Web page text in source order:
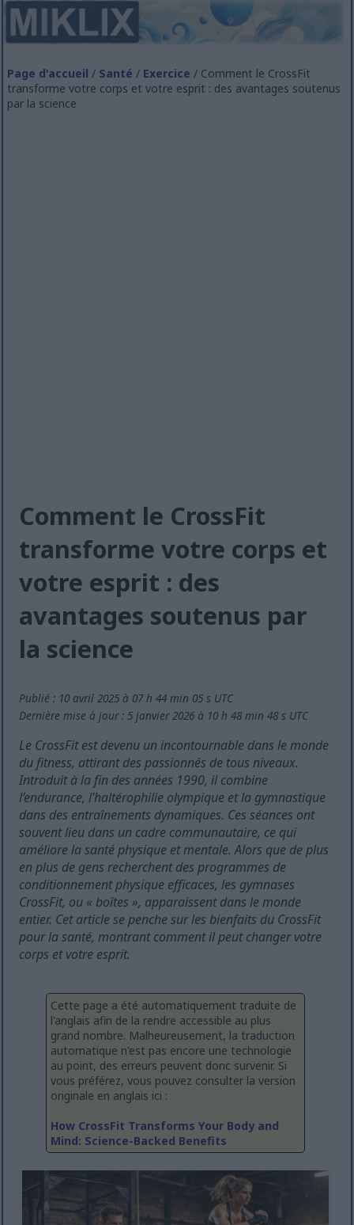
Page d'accueil / Santé / Exercice / Comment le CrossFit
transforme votre corps et votre esprit : des avantages soutenus
par la science
Comment le CrossFit
transforme votre corps et
votre esprit : des
avantages soutenus par
la science
Publié : 10 avril 2025 à 07 h 44 min 05 s UTC
Dernière mise à jour : 5 janvier 2026 à 10 h 48 min 48 s UTC
Le CrossFit est devenu un incontournable dans le monde
du fitness, attirant des passionnés de tous niveaux.
Introduit à la fin des années 1990, il combine
l’endurance, l’haltérophilie olympique et la gymnastique
dans des entraînements dynamiques. Ces séances ont
souvent lieu dans un cadre communautaire, ce qui
améliore la santé physique et mentale. Alors que de plus
en plus de gens recherchent des programmes de
conditionnement physique efficaces, les gymnases
CrossFit, ou « boîtes », apparaissent dans le monde
entier. Cet article se penche sur les bienfaits du CrossFit
pour la santé, montrant comment il peut changer votre
corps et votre esprit.
Cette page a été automatiquement traduite de
l'anglais afin de la rendre accessible au plus
grand nombre. Malheureusement, la traduction
automatique n'est pas encore une technologie
au point, des erreurs peuvent donc survenir. Si
vous préférez, vous pouvez consulter la version
originale en anglais ici :
How CrossFit Transforms Your Body and
Mind: Science-Backed Benefits